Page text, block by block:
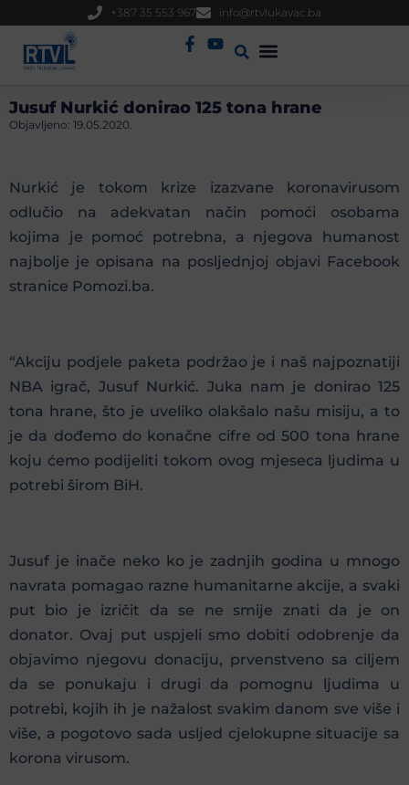
+387 35 553 967 info@rtvlukavac.ba
Jusuf Nurkić donirao 125 tona hrane
Objavljeno: 19.05.2020.
Nurkić je tokom krize izazvane koronavirusom
odlučio na adekvatan način pomoći osobama
kojima je pomoć potrebna, a njegova humanost
najbolje je opisana na posljednjoj objavi Facebook
stranice Pomozi.ba.
“Akciju podjele paketa podržao je i naš najpoznatiji
NBA igrač, Jusuf Nurkić. Juka nam je donirao 125
tona hrane, što je uveliko olakšalo našu misiju, a to
je da dođemo do konačne cifre od 500 tona hrane
koju ćemo podijeliti tokom ovog mjeseca ljudima u
potrebi širom BiH.
Jusuf je inače neko ko je zadnjih godina u mnogo
navrata pomagao razne humanitarne akcije, a svaki
put bio je izričit da se ne smije znati da je on
donator. Ovaj put uspjeli smo dobiti odobrenje da
objavimo njegovu donaciju, prvenstveno sa ciljem
da se ponukaju i drugi da pomognu ljudima u
potrebi, kojih ih je nažalost svakim danom sve više i
više, a pogotovo sada usljed cjelokupne situacije sa
korona virusom.